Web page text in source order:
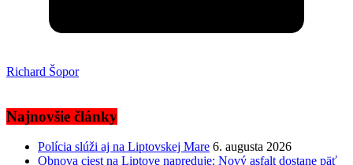
Richard Šopor
Najnovšie články
Polícia slúži aj na Liptovskej Mare 6. augusta 2026
Obnova ciest na Liptove napreduje: Nový asfalt dostane päť